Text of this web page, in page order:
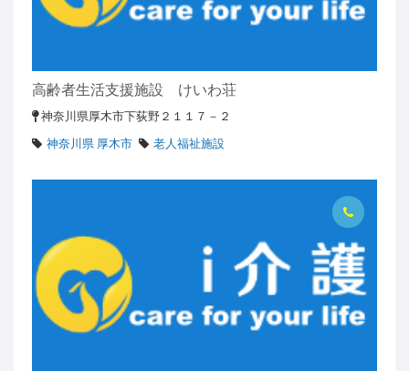
高齢者生活支援施設 けいわ荘
神奈川県厚木市下荻野２１１７－２
神奈川県 厚木市
老人福祉施設